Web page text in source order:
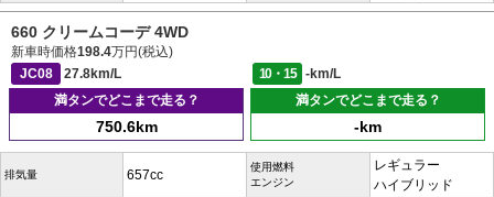
660 クリームコーデ 4WD
新車時価格198.4万円(税込)
JC08
27.8km/L 10・15
-km/L
満タンでどこまで走る？
750.6km
満タンでどこまで走る？
-km
排気量 657cc
使用燃料
エンジン
レギュラー
ハイブリッド